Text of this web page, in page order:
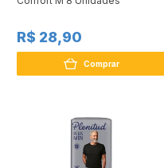
R$ 28,90
Comprar